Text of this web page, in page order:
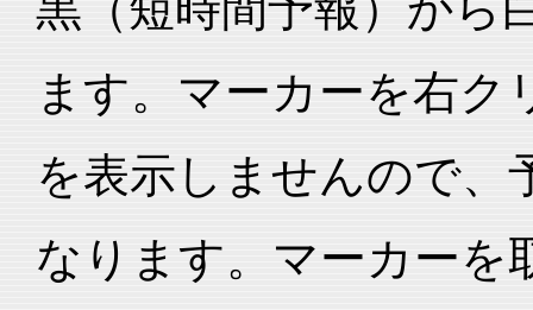
ます。マーカーを右
を表示しませんので、
なります。マーカーを